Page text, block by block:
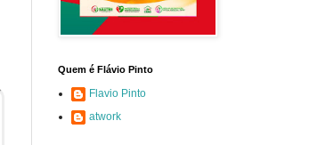
Quem é Flávio Pinto
Flavio Pinto
atwork